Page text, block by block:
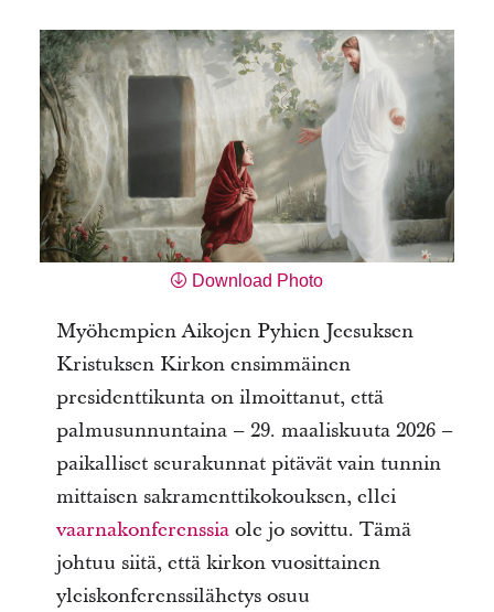
Download Photo
Myöhempien Aikojen Pyhien Jeesuksen
Kristuksen Kirkon ensimmäinen
presidenttikunta on ilmoittanut, että
palmusunnuntaina – 29. maaliskuuta 2026 –
paikalliset seurakunnat pitävät vain tunnin
mittaisen sakramenttikokouksen, ellei
vaarnakonferenssiaole jo sovittu. Tämä
johtuu siitä, että kirkon vuosittainen
yleiskonferenssilähetys osuu